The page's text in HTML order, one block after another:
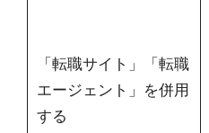
「転職サイト」「転職
エージェント」を併用
する